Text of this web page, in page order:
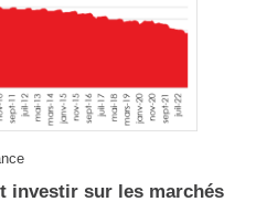
investir sur les marchés